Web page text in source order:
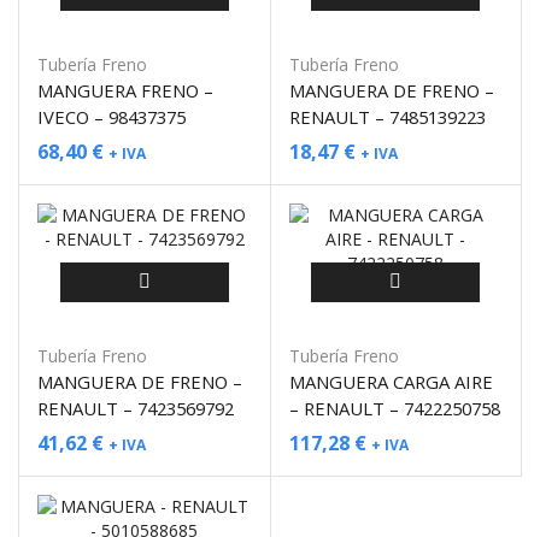
Tubería Freno
MANGUERA FRENO –
IVECO – 98437375
68,40 € + IVA
Tubería Freno
MANGUERA DE FRENO –
RENAULT – 7485139223
18,47 € + IVA
Tubería Freno
MANGUERA DE FRENO –
RENAULT – 7423569792
41,62 € + IVA
Tubería Freno
MANGUERA CARGA AIRE
– RENAULT – 7422250758
117,28 € + IVA